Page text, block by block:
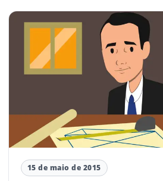
15 de maio de 2015